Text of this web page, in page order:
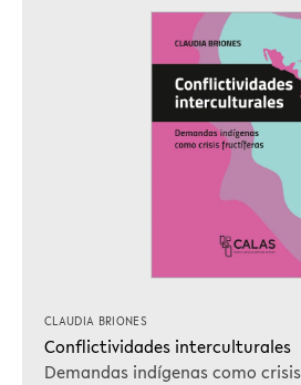
CLAUDIA BRIONES
Conflictividades interculturales
Demandas indígenas como